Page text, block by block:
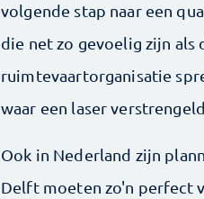
volgende stap naar een
die net zo gevoelig zijn als
ruimtevaartorganisatie
waar een laser
Ook in Nederland zijn
Delft moeten zo'n perfect